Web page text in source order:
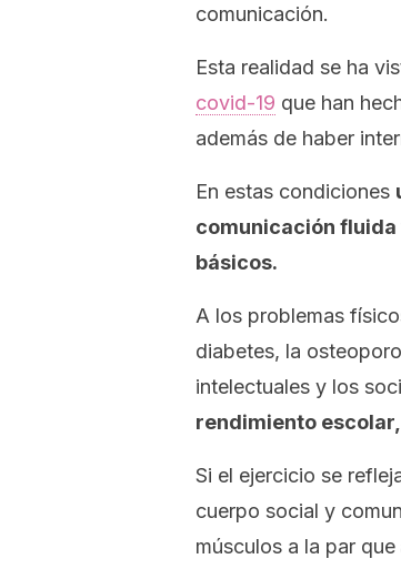
comunicación.
Esta realidad se ha
covid-19 que han
además de haber
En estas condiciones
comunicación
básicos.
A los problemas
diabetes, la
intelectuales y los
rendimiento
Si el ejercicio se
cuerpo social y
músculos a la par que